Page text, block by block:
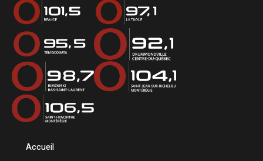
Accueil